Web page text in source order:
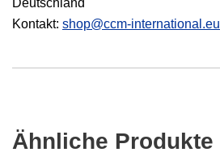
Kontakt: shop@ccm-international.eu
Ähnliche Produkte